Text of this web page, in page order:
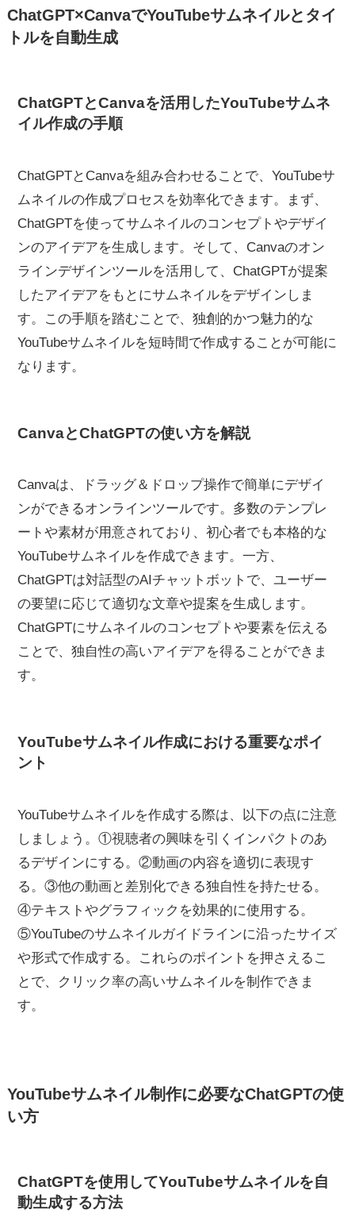
ChatGPT×CanvaでYouTubeサムネイルとタイ
トルを自動生成
ChatGPTとCanvaを活用したYouTubeサムネ
イル作成の手順
ChatGPTとCanvaを組み合わせることで、YouTubeサ
ムネイルの作成プロセスを効率化できます。まず、
ChatGPTを使ってサムネイルのコンセプトやデザイ
ンのアイデアを生成します。そして、Canvaのオン
ラインデザインツールを活用して、ChatGPTが提案
したアイデアをもとにサムネイルをデザインしま
す。この手順を踏むことで、独創的かつ魅力的な
YouTubeサムネイルを短時間で作成することが可能に
なります。
CanvaとChatGPTの使い方を解説
Canvaは、ドラッグ＆ドロップ操作で簡単にデザイ
ンができるオンラインツールです。多数のテンプレ
ートや素材が用意されており、初心者でも本格的な
YouTubeサムネイルを作成できます。一方、
ChatGPTは対話型のAIチャットボットで、ユーザー
の要望に応じて適切な文章や提案を生成します。
ChatGPTにサムネイルのコンセプトや要素を伝える
ことで、独自性の高いアイデアを得ることができま
す。
YouTubeサムネイル作成における重要なポイ
ント
YouTubeサムネイルを作成する際は、以下の点に注意
しましょう。①視聴者の興味を引くインパクトのあ
るデザインにする。②動画の内容を適切に表現す
る。③他の動画と差別化できる独自性を持たせる。
④テキストやグラフィックを効果的に使用する。
⑤YouTubeのサムネイルガイドラインに沿ったサイズ
や形式で作成する。これらのポイントを押さえるこ
とで、クリック率の高いサムネイルを制作できま
す。
YouTubeサムネイル制作に必要なChatGPTの使
い方
ChatGPTを使用してYouTubeサムネイルを自
動生成する方法